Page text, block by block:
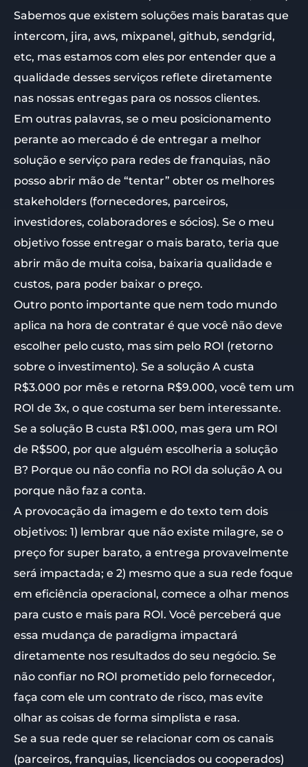
Sabemos que existem soluções mais baratas que
intercom, jira, aws, mixpanel, github, sendgrid,
etc, mas estamos com eles por entender que a
qualidade desses serviços reflete diretamente
nas nossas entregas para os nossos clientes.
Em outras palavras, se o meu posicionamento
perante ao mercado é de entregar a melhor
solução e serviço para redes de franquias, não
posso abrir mão de “tentar” obter os melhores
stakeholders (fornecedores, parceiros,
investidores, colaboradores e sócios). Se o meu
objetivo fosse entregar o mais barato, teria que
abrir mão de muita coisa, baixaria qualidade e
custos, para poder baixar o preço.
Outro ponto importante que nem todo mundo
aplica na hora de contratar é que você não deve
escolher pelo custo, mas sim pelo ROI (retorno
sobre o investimento). Se a solução A custa
R$3.000 por mês e retorna R$9.000, você tem um
ROI de 3x, o que costuma ser bem interessante.
Se a solução B custa R$1.000, mas gera um ROI
de R$500, por que alguém escolheria a solução
B? Porque ou não confia no ROI da solução A ou
porque não faz a conta.
A provocação da imagem e do texto tem dois
objetivos: 1) lembrar que não existe milagre, se o
preço for super barato, a entrega provavelmente
será impactada; e 2) mesmo que a sua rede foque
em eficiência operacional, comece a olhar menos
para custo e mais para ROI. Você perceberá que
essa mudança de paradigma impactará
diretamente nos resultados do seu negócio. Se
não confiar no ROI prometido pelo fornecedor,
faça com ele um contrato de risco, mas evite
olhar as coisas de forma simplista e rasa.
Se a sua rede quer se relacionar com os canais
(parceiros, franquias, licenciados ou cooperados)